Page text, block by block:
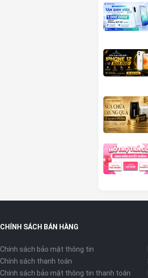
CHÍNH SÁCH BÁN HÀNG
Chính sách bảo mật thông tin
Chính sách thanh toán
Chính sách bảo mật thông tin thanh toán